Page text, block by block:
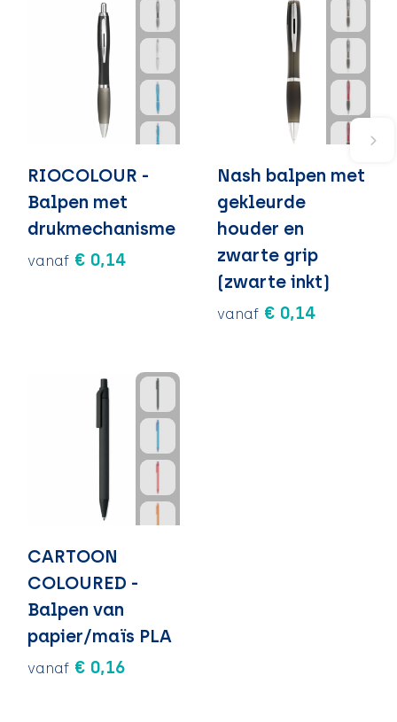
RIOCOLOUR -
Balpen met
drukmechanisme
vanaf € 0,14
Nash balpen met
gekleurde
houder en
zwarte grip
(zwarte inkt)
vanaf € 0,14
CARTOON
COLOURED -
Balpen van
papier/maïs PLA
vanaf € 0,16